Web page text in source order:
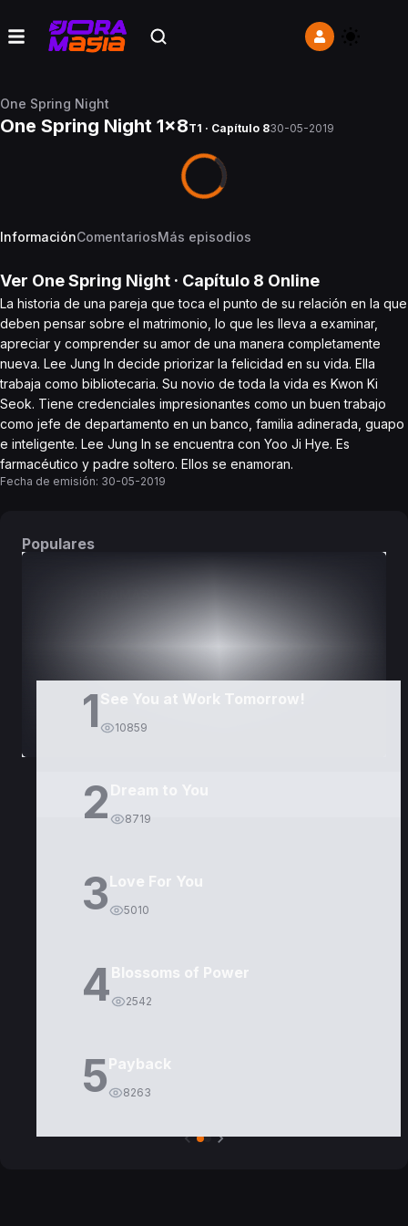
One Spring Night
One Spring Night 1x8T1 · Capítulo 830-05-2019
InformaciónComentariosMás episodios
Ver One Spring Night · Capítulo 8 Online
La historia de una pareja que toca el punto de su relación en la que
deben pensar sobre el matrimonio, lo que les lleva a examinar,
apreciar y comprender su amor de una manera completamente
nueva. Lee Jung In decide priorizar la felicidad en su vida. Ella
trabaja como bibliotecaria. Su novio de toda la vida es Kwon Ki
Seok. Tiene credenciales impresionantes como un buen trabajo
como jefe de departamento en un banco, familia adinerada, guapo
e inteligente. Lee Jung In se encuentra con Yoo Ji Hye. Es
farmacéutico y padre soltero. Ellos se enamoran.
Fecha de emisión: 30-05-2019
Populares
1 See You at Work Tomorrow!
10859
2 8719
3Love For You
5010
4Blossoms of Power
2542
5Payback
8263